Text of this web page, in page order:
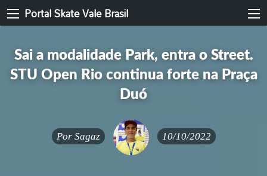
Portal Skate Vale Brasil
Sai a modalidade Park, entra o Street.
STU Open Rio continua forte na Praça
Duó
Por Sagaz 10/10/2022